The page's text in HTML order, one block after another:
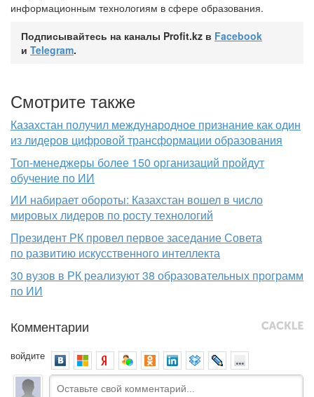
информационным технологиям в сфере образования.
Подписывайтесь на каналы Profit.kz в Facebook
и Telegram.
Смотрите также
Казахстан получил международное признание как один
из лидеров цифровой трансформации образования
Топ-менеджеры более 150 организаций пройдут
обучение по ИИ
ИИ набирает обороты: Казахстан вошел в число
мировых лидеров по росту технологий
Президент РК провел первое заседание Совета
по развитию искусственного интеллекта
30 вузов в РК реализуют 38 образовательных программ
по ИИ
Комментарии
войдите